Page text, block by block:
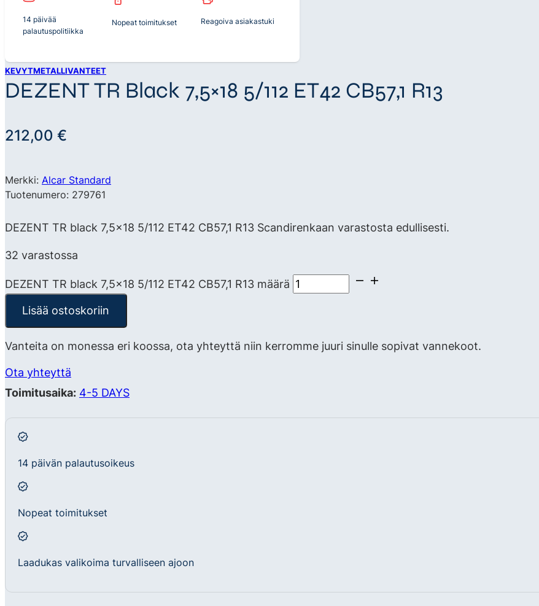
14 päivää
palautuspolitiikka
Nopeat toimitukset Reagoiva asiakastuki
KEVYTMETALLIVANTEET
DEZENT TR Black 7,5×18 5/112 ET42 CB57,1 R13
212,00 €
Merkki: Alcar Standard
Tuotenumero: 279761
DEZENT TR black 7,5×18 5/112 ET42 CB57,1 R13 Scandirenkaan varastosta edullisesti.
32 varastossa
DEZENT TR black 7,5x18 5/112 ET42 CB57,1 R13 määrä
Lisää ostoskoriin
Vanteita on monessa eri koossa, ota yhteyttä niin kerromme juuri sinulle sopivat vannekoot.
Ota yhteyttä
Toimitusaika: 4-5 DAYS
14 päivän palautusoikeus
Nopeat toimitukset
Laadukas valikoima turvalliseen ajoon